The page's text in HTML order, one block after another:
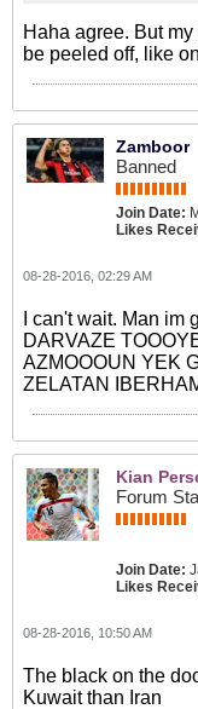
Haha agree. But
be peeled off, like
Zamboor
Banned
Join Date:
Likes
08-28-2016, 02:29 AM
I can't wait. Man
DARVAZE
AZMOOOUN YEK
ZELATAN
Kian
Forum
Join Date:
Likes
08-28-2016, 10:50 AM
The black on the
Kuwait than Iran